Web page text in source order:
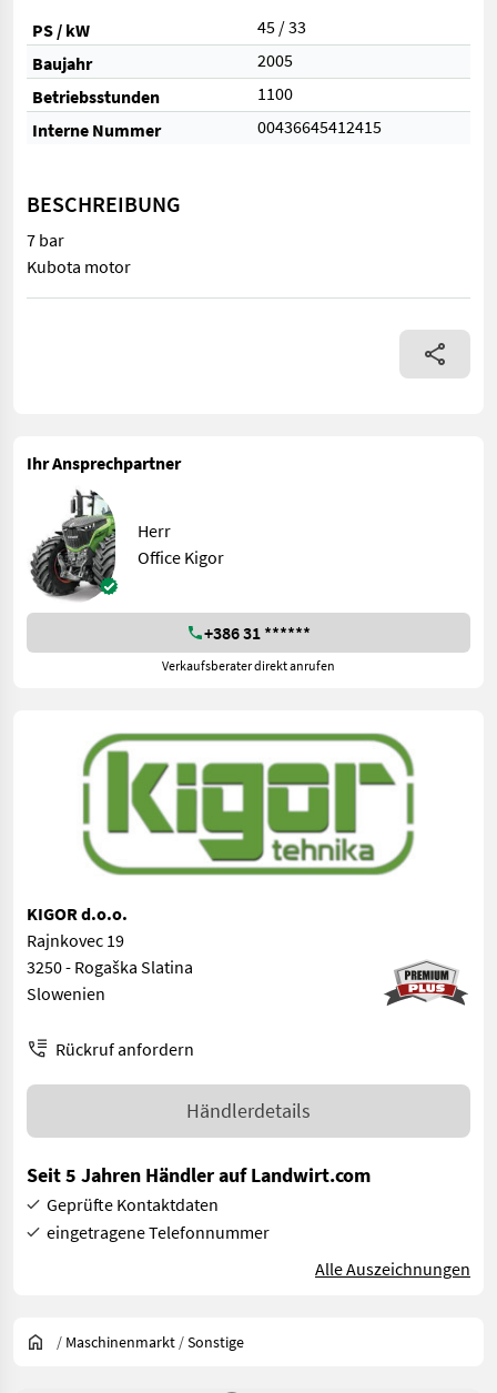
PS / kW
45 / 33
Baujahr
2005
Betriebsstunden
1100
Interne Nummer
00436645412415
BESCHREIBUNG
7 bar
Kubota motor
7 bar Kubota motor
Ihr Ansprechpartner
Herr
Office Kigor
+386 31 ******
Verkaufsberater direkt anrufen
KIGOR d.o.o.
Rajnkovec 19
3250 - Rogaška Slatina
Slowenien
Rückruf anfordern
Händlerdetails
Seit 5 Jahren Händler auf Landwirt.com
Geprüfte Kontaktdaten
eingetragene Telefonnummer
Alle Auszeichnungen
/ Maschinenmarkt /Sonstige